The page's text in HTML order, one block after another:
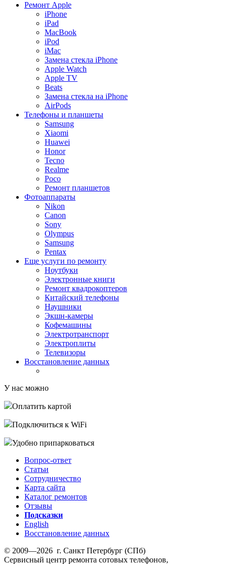
Ремонт Apple
iPhone
iPad
MacBook
iPod
iMac
Замена стекла iPhone
Apple Watch
Apple TV
Beats
Замена стекла на iPhone
AirPods
Телефоны и планшеты
Samsung
Xiaomi
Huawei
Honor
Tecno
Realme
Poco
Ремонт планшетов
Фотоаппараты
Nikon
Canon
Sony
Olympus
Samsung
Pentax
Еще услуги по ремонту
Ноутбуки
Электронные книги
Ремонт квадрокоптеров
Китайский телефоны
Наушники
Экшн-камеры
Кофемашины
Электротранспорт
Электроплиты
Телевизоры
Восстановление данных
У нас можно
Оплатить картой
Подключиться к WiFi
Удобно припарковаться
Вопрос-ответ
Статьи
Сотрудничество
Карта сайта
Каталог ремонтов
Отзывы
Подсказки
English
Восстановление данных
© 2009—2026 г. Санкт Петербург (СПб)
Сервисный центр ремонта сотовых телефонов,